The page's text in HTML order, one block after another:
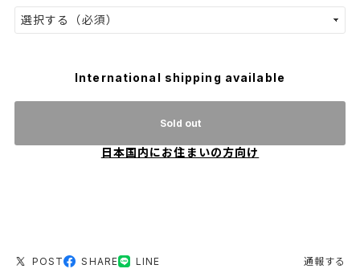
International shipping available
Sold out
日本国内にお住まいの方向け
POST SHARE LINE 通報する